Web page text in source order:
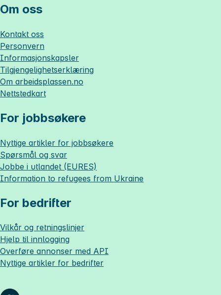
Om oss
Kontakt oss
Personvern
Informasjonskapsler
Tilgjengelighetserklæring
Om arbeidsplassen.no
Nettstedkart
For jobbsøkere
Nyttige artikler for jobbsøkere
Spørsmål og svar
Jobbe i utlandet (EURES)
Information to refugees from Ukraine
For bedrifter
Vilkår og retningslinjer
Hjelp til innlogging
Overføre annonser med API
Nyttige artikler for bedrifter